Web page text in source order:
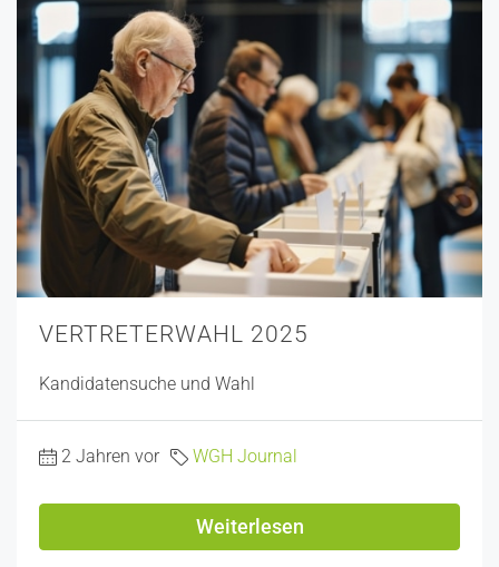
VERTRETERWAHL 2025
Kandidatensuche und Wahl
2 Jahren vor WGH Journal
Weiterlesen